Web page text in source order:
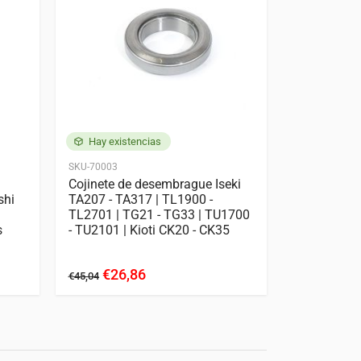
Hay existencias
SKU-70003
Cojinete de desembrague Iseki
TA207 - TA317 | TL1900 -
TL2701 | TG21 - TG33 | TU1700
- TU2101 | Kioti CK20 - CK35
€45,04 €26,86